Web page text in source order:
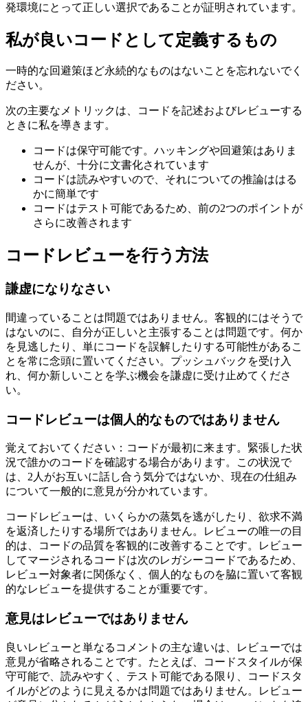
ばなければならないスキルです。この記事では、コードレビ
トします。私の見解では、これらは協調的で居心地の良い開
発環境にとって正しい選択であることが証明されています。
私が良いコードとして定義するもの
一時的な回避策ほど永続的なものはないことを忘れないでく
ださい。
次の主要なメトリックは、コードを記述およびレビューする
ときに私を導きます。
コードは保守可能です。ハッキングや回避策はありま
せんが、十分に文書化されています
コードは読みやすいので、それについての推論ははる
コードはテスト可能であるため、前の2つのポイントが
さらに改善されます
コードレビューを行う方法
謙虚になりなさい
間違っていることは問題ではありません。客観的にはそうで
はないのに、自分が正しいと主張することは問題です。何か
を見逃したり、単にコードを誤解したりする可能性があるこ
れ、何か新しいことを学ぶ機会を謙虚に受け止めてくださ
コードレビューは個人的なものではありません
覚えておいてください：コードが最初に来ます。緊張した状
は、2人がお互いに話し合う気分ではないか、現在の仕組み
について一般的に意見が分かれています。
コードレビューは、いくらかの蒸気を逃がしたり、欲求不満
を返済したりする場所ではありません。レビューの唯一の目
的は、コードの品質を客観的に改善することです。レビュー
レビュー対象者に関係なく、個人的なものを脇に置いて客観
意見はレビューではありません
良いレビューと単なるコメントの主な違いは、レビューでは